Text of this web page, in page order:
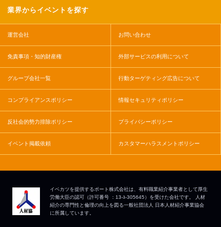
業界からイベントを探す
運営会社 お問い合わせ
免責事項・知的財産権 外部サービスの利用について
グループ会社一覧 行動ターゲティング広告について
コンプライアンスポリシー 情報セキュリティポリシー
反社会的勢力排除ポリシー プライバシーポリシー
イベント掲載依頼 カスタマーハラスメントポリシー